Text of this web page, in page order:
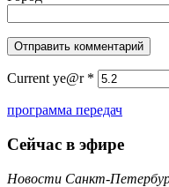
Current ye@r *
программа передач
Сейчас в эфире
Новости Санкт-